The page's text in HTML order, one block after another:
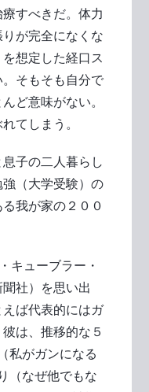
すべきだ。体力
が完全になくな
想定した経口ス
そもそも自分で
ど意味がない。
てしまう。
子の二人暮らし
（大学受験）の
我が家の２００
キューブラー・
社）を思い出
ば代表的にはガ
は、推移的な５
私がガンになる
（なぜ他でもな